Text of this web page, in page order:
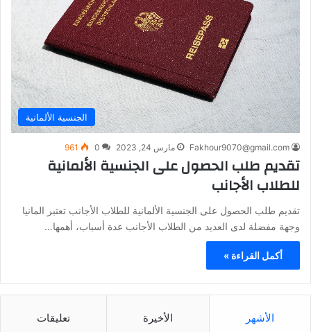
الجنسية الألمانية
Fakhour9070@gmail.com مارس 24, 2023 0
961
تقديم طلب الحصول على الجنسية الألمانية
للطلاب الأجانب
تقديم طلب الحصول على الجنسية الألمانية للطلاب الأجانب تعتبر المانيا
وجهة مفضلة لدى العديد من الطلاب الأجانب عدة أسباب، أهمها…
أكمل القراءة »
الأشهر الأخيرة تعليقات